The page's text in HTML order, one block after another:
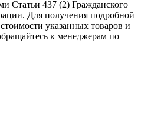
Статьи 437 (2) Гражданского
Для получения подробной
указанных товаров и
к менеджерам по